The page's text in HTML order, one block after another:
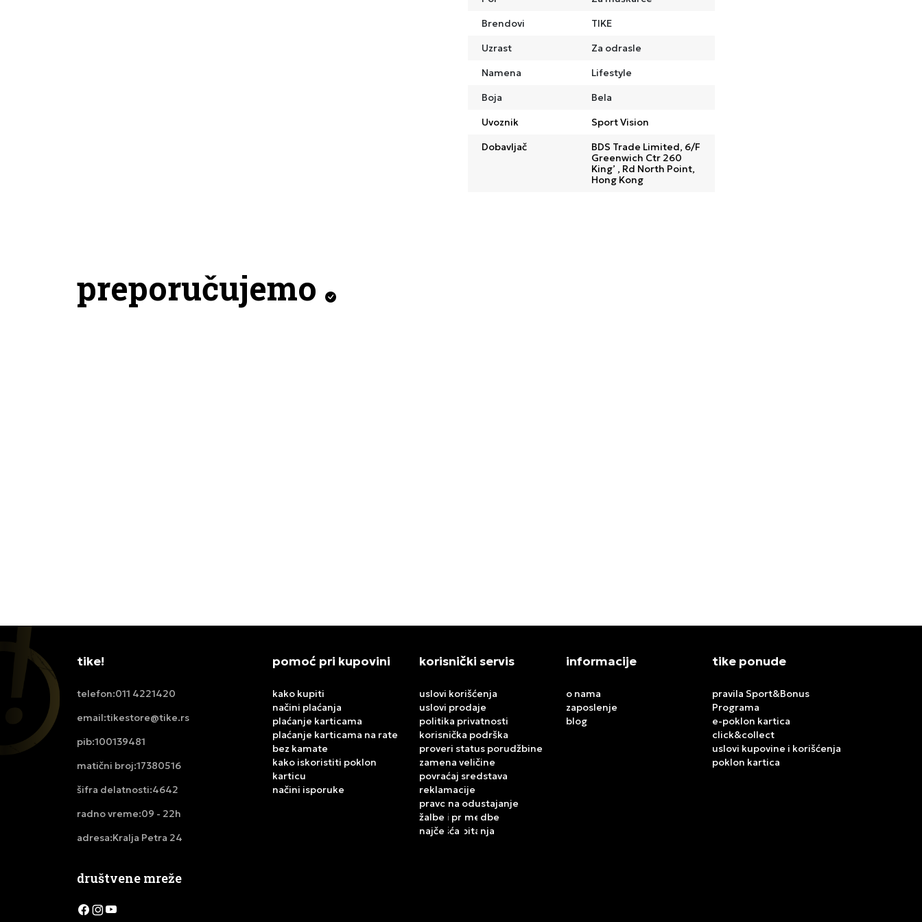
Brendovi
TIKE
Uzrast
Za odrasle
Namena
Lifestyle
Boja
Bela
Uvoznik
Sport Vision
Dobavljač
BDS Trade Limited, 6/F
Greenwich Ctr 260
King’ , Rd North Point,
Hong Kong
preporučujemo
tike!
telefon:011 4221420
email:tikestore@tike.rs
pib:100139481
matični broj:17380516
šifra delatnosti:4642
radno vreme:09 - 22h
adresa:Kralja Petra 24
pomoć pri kupovini
kako kupiti
načini plaćanja
plaćanje karticama
plaćanje karticama na rate
bez kamate
kako iskoristiti poklon
karticu
načini isporuke
korisnički servis
uslovi korišćenja
uslovi prodaje
politika privatnosti
korisnička podrška
proveri status porudžbine
zamena veličine
povraćaj sredstava
reklamacije
pravo na odustajanje
žalbe i primedbe
najčešća pitanja
informacije
o nama
zaposlenje
blog
tike ponude
pravila Sport&Bonus
Programa
e-poklon kartica
click&collect
uslovi kupovine i korišćenja
poklon kartica
društvene mreže